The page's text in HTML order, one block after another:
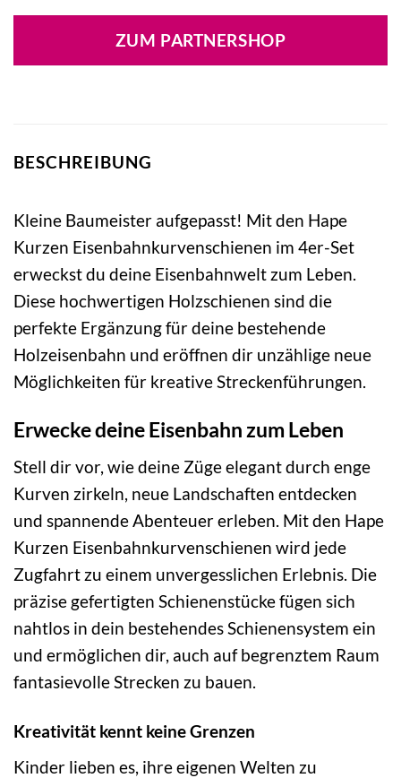
war:
6,99 €
ist:
9,99 €.
ZUM PARTNERSHOP
BESCHREIBUNG
Kleine Baumeister aufgepasst! Mit den Hape
Kurzen Eisenbahnkurvenschienen im 4er-Set
erweckst du deine Eisenbahnwelt zum Leben.
Diese hochwertigen Holzschienen sind die
perfekte Ergänzung für deine bestehende
Holzeisenbahn und eröffnen dir unzählige neue
Möglichkeiten für kreative Streckenführungen.
Erwecke deine Eisenbahn zum Leben
Stell dir vor, wie deine Züge elegant durch enge
Kurven zirkeln, neue Landschaften entdecken
und spannende Abenteuer erleben. Mit den Hape
Kurzen Eisenbahnkurvenschienen wird jede
Zugfahrt zu einem unvergesslichen Erlebnis. Die
präzise gefertigten Schienenstücke fügen sich
nahtlos in dein bestehendes Schienensystem ein
und ermöglichen dir, auch auf begrenztem Raum
fantasievolle Strecken zu bauen.
Kreativität kennt keine Grenzen
Kinder lieben es, ihre eigenen Welten zu